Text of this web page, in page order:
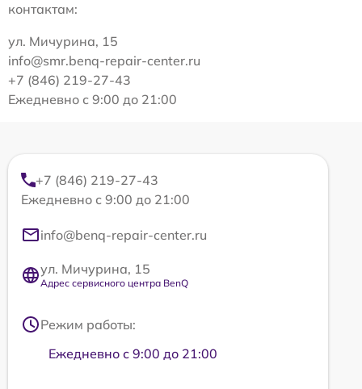
контактам:
ул. Мичурина, 15
info@smr.benq-repair-center.ru
+7 (846) 219-27-43
Ежедневно с 9:00 до 21:00
+7 (846) 219-27-43
Ежедневно с 9:00 до 21:00
info@benq-repair-center.ru
ул. Мичурина, 15
Адрес сервисного центра BenQ
Режим работы:
Ежедневно с 9:00 до 21:00